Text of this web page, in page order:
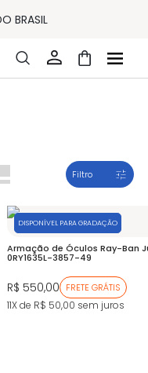
BRASIL
REG.
O SITE
BRASIL
REGULAMENTO)
REG.
Filtro
Armação de Óculos Ray-Ban
0RY1635L-3857-49
R$ 550,00 FRETE GRÁTIS
DISPONÍVEL PARA GRADAÇÃO
11X de R$ 50,00 sem juros